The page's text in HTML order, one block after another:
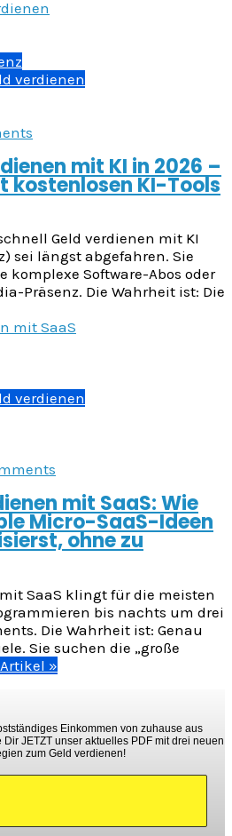
verdienen
mit KI in 2026 –
kostenlosen KI-Tools
Geld verdienen mit KI
sei längst abgefahren. Sie
Software-Abos oder
Präsenz. Die Wahrheit ist: Die
verdienen
mit SaaS: Wie
Micro-SaaS-Ideen
ohne zu
SaaS klingt für die meisten
bis nachts um drei
Die Wahrheit ist: Genau
Sie suchen die „große
»
Einkommen von zuhause aus
JETZT unser aktuelles PDF mit drei neuen
zum Geld verdienen!